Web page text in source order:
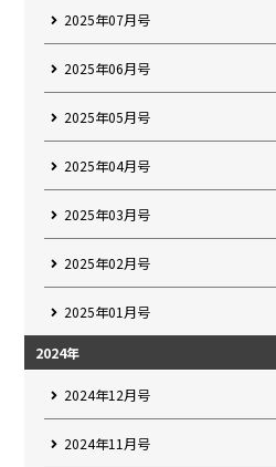
2025年07月号
2025年06月号
2025年05月号
2025年04月号
2025年03月号
2025年02月号
2025年01月号
2024年
2024年12月号
2024年11月号